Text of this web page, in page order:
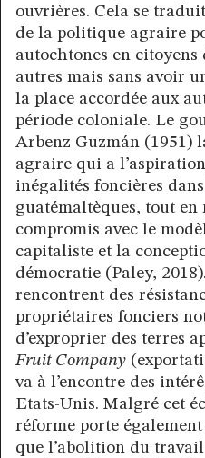
ouvrières. Cela se
de la politique agraire
autochtones en citoyens
autres mais sans avoir
la place accordée aux
période coloniale. Le
Arbenz Guzmán (1951)
agraire qui a
inégalités foncières
guatémaltèques, tout
compromis avec le
capitaliste et la
démocratie (Paley,
rencontrent des
propriétaires fonciers
d’exproprier des terres
Fruit Company
va à l’encontre des
Etats-Unis. Malgré cet
réforme porte
que l’abolition du